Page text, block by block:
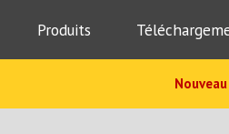
Produits